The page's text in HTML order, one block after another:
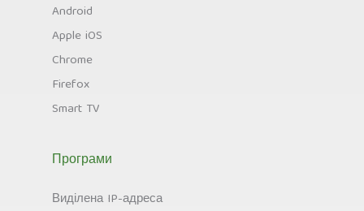
Android
Apple iOS
Chrome
Firefox
Smart TV
Програми
Виділена IP-адреса